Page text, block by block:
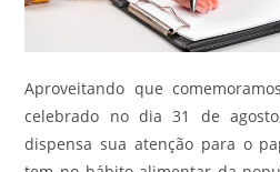
Aproveitando que
celebrado no dia 31 de
dispensa sua atenção para o